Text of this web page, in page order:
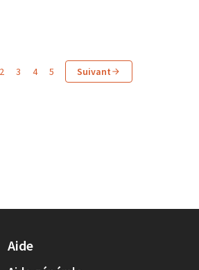
2 3 4 5 Suivant
Aide